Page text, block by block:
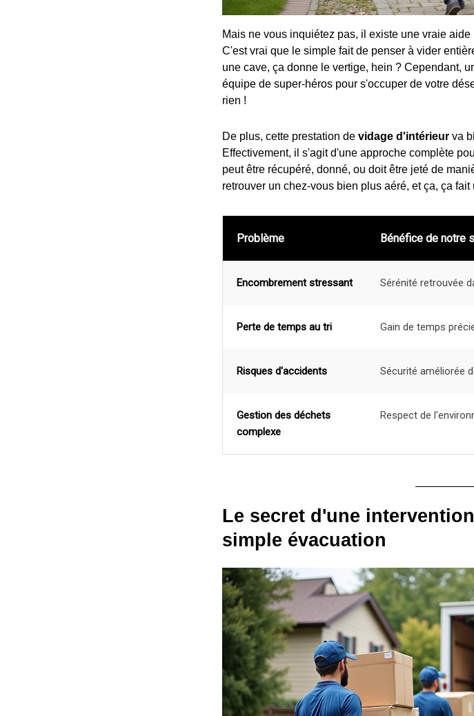
Mais ne vous inquiétez pas, il existe une vraie
C'est vrai que le simple fait de penser à vider
une cave, ça donne le vertige, hein ? Cependant,
équipe de super-héros pour s'occuper de votre
rien !
De plus, cette prestation de vidage d'intérieur va
Effectivement, il s'agit d'une approche complète
peut être récupéré, donné, ou doit être jeté de
retrouver un chez-vous bien plus aéré, et ça, ça
Problème Bénéfice de notre
Encombrement stressant Sérénité retrouvée
Perte de temps au tri Gain de temps
Risques d'accidents Sécurité améliorée
Gestion des déchets
complexe
Respect de
Le secret d'une
simple évacuation